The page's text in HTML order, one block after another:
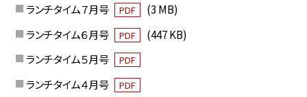
ランチタイム７月号 PDF
(3 MB)
ランチタイム６月号
PDF
(447 KB)
ランチタイム５月号
PDF
ランチタイム４月号 PDF